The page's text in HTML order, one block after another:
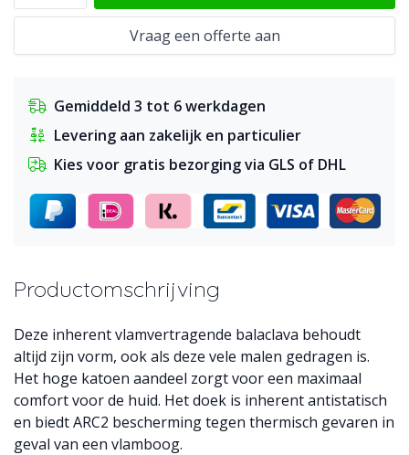
Vraag een offerte aan
Gemiddeld 3 tot 6 werkdagen
Levering aan zakelijk en particulier
Kies voor gratis bezorging via GLS of DHL
Productomschrijving
Deze inherent vlamvertragende balaclava behoudt
altijd zijn vorm, ook als deze vele malen gedragen is.
Het hoge katoen aandeel zorgt voor een maximaal
comfort voor de huid. Het doek is inherent antistatisch
en biedt ARC2 bescherming tegen thermisch gevaren in
geval van een vlamboog.